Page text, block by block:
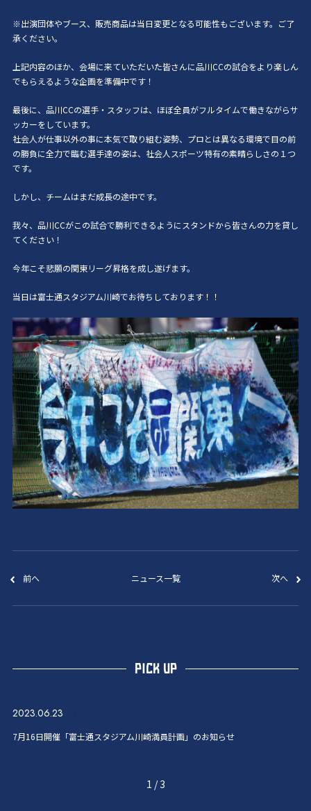
※出演団体やブース、販売商品は当日変更となる可能性もございます。ご了
承ください。
上記内容のほか、会場に来ていただいた皆さんに品川CCの試合をより楽しん
でもらえるような企画を準備中です！
最後に、品川CCの選手・スタッフは、ほぼ全員がフルタイムで働きながらサ
ッカーをしています。
社会人が仕事以外の事に本気で取り組む姿勢、プロとは異なる環境で目の前
の勝負に全力で臨む選手達の姿は、社会人スポーツ特有の素晴らしさの１つ
です。
しかし、チームはまだ成長の途中です。
我々、品川CCがこの試合で勝利できるようにスタンドから皆さんの力を貸し
てください！
今年こそ悲願の関東リーグ昇格を成し遂げます。
当日は富士通スタジアム川崎でお待ちしております！！
前へ ニュース一覧 次へ
PICK UP
2023.06.23
7月16日開催「富士通スタジアム川崎満員計画」のお知らせ
1 /3